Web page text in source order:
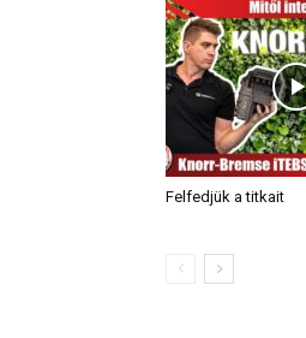
Felfedjük a titkait